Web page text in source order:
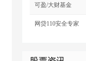
可盈/大财基金
网贷110安全专家